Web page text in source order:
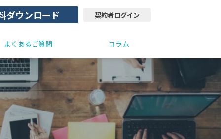
ウンロード 契約者ログイン
よくあるご質問 コラム